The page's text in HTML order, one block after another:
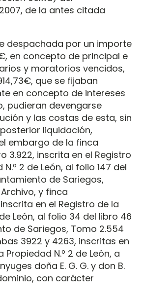
de la antes citada
despachada por un importe
en concepto de principal e
y moratorios vencidos,
que se fijaban
en concepto de intereses
pudieran devengarse
y las costas de esta, sin
liquidación,
embargo de la finca
3.922, inscrita en el Registro
2 de León, al folio 147 del
de Sariegos,
y finca
en el Registro de la
León, al folio 34 del libro 46
de Sariegos, Tomo 2.554
3922 y 4263, inscritas en
Propiedad N.º 2 de León, a
doña E. G. G. y don B.
con carácter